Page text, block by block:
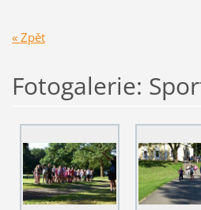
« Zpět
Fotogalerie: